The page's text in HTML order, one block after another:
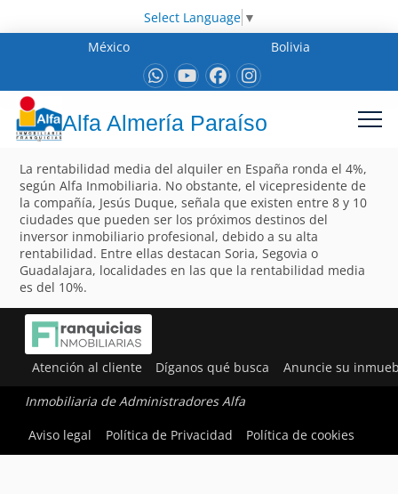
Select Language ▼
México
Bolivia
Alfa Almería Paraíso
La rentabilidad media del alquiler en España ronda el 4%,
según Alfa Inmobiliaria. No obstante, el vicepresidente de
la compañía, Jesús Duque, señala que existen entre 8 y 10
ciudades que pueden ser los próximos destinos del
inversor inmobiliario profesional, debido a su alta
rentabilidad. Entre ellas destacan Soria, Segovia o
Guadalajara, localidades en las que la rentabilidad media
es del 10%.
Atención al cliente Díganos qué busca Anuncie su
Inmobiliaria de Administradores Alfa
Aviso legal
Política de Privacidad Política de cookies